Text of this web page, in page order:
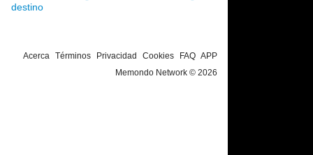
destino
Acerca Términos Privacidad Cookies FAQ APP
Memondo Network © 2026